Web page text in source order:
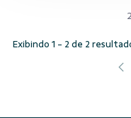
Exibindo 1 - 2 de 2